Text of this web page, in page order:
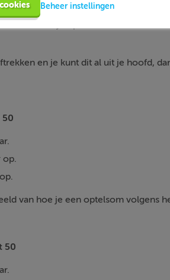
tot 50
kun je oplossen door een
en je kunt dit al uit je hoofd,
50
op.
van hoe je een optelsom volgens
50
Beheer instellingen